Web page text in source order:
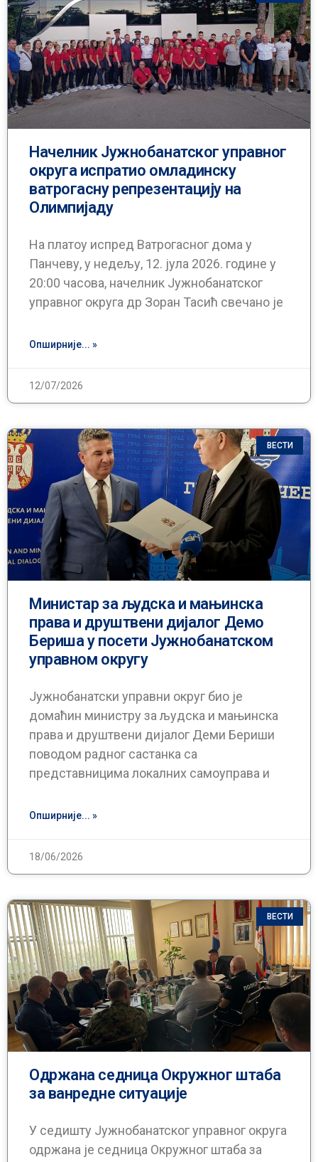
Начелник Јужнобанатског управног
округа испратио омладинску
ватрогасну репрезентацију на
Олимпијаду
На платоу испред Ватрогасног дома у
Панчеву, у недељу, 12. јула 2026. године у
20:00 часова, начелник Јужнобанатског
управног округа др Зоран Тасић свечано је
Опширније... »
12/07/2026
ВЕСТИ
Министар за људска и мањинска
права и друштвени дијалог Демо
Бериша у посети Јужнобанатском
управном округу
Јужнобанатски управни округ био је
домаћин министру за људска и мањинска
права и друштвени дијалог Деми Бериши
поводом радног састанка са
представницима локалних самоуправа и
Опширније... »
18/06/2026
ВЕСТИ
Одржана седница Окружног штаба
за ванредне ситуације
У седишту Јужнобанатског управног округа
одржана је седница Окружног штаба за